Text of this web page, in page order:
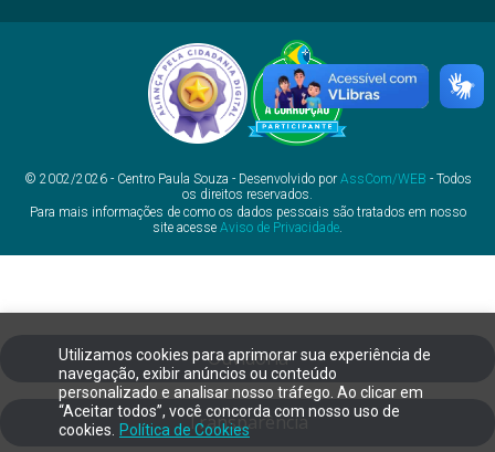
Utilizamos cookies para aprimorar sua experiência de
navegação, exibir anúncios ou conteúdo
personalizado e analisar nosso tráfego. Ao clicar em
“Aceitar todos”, você concorda com nosso uso de
cookies.
Política de Cookies
© 2002/2026 - Centro Paula Souza - Desenvolvido por AssCom/WEB - Todos
os direitos reservados.
Para mais informações de como os dados pessoais são tratados em nosso
site acesse Aviso de Privacidade.
Ouvidoria
Transparência